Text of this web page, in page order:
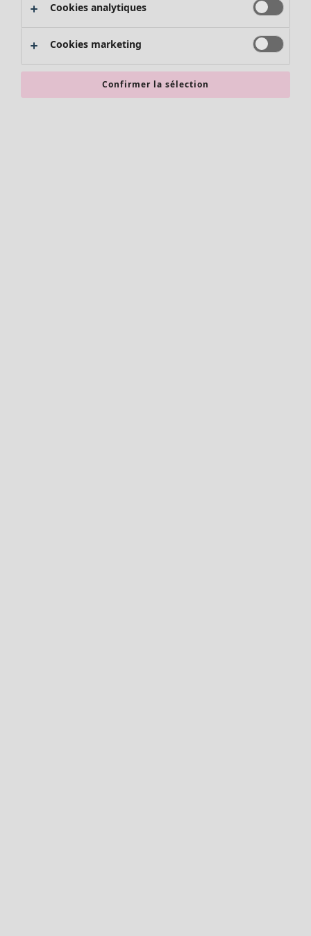
Promos SOLDES
Les promos de Gudrun Sjödén
Nouvel arrivage
Bonnes affaires en soldes - jusqu'à -70
Cookies analytiques
Cookies marketing
Confirmer la sélection